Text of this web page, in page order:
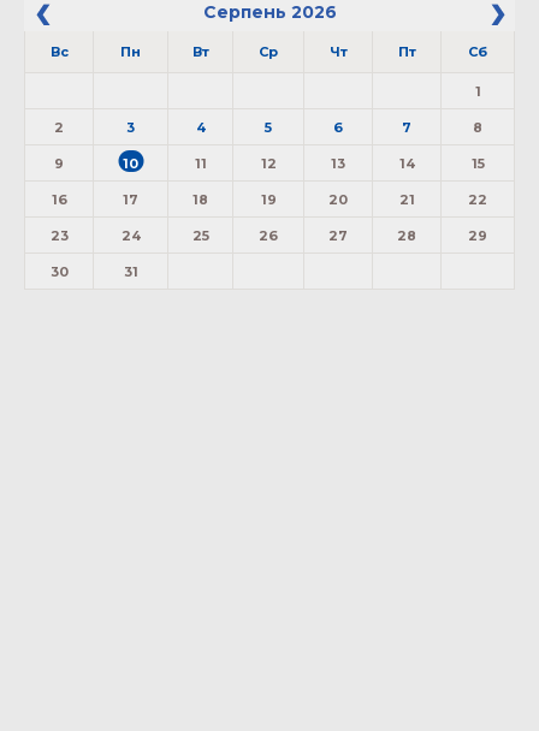
Серпень 2026
Вс Пн Вт Ср Чт Пт Сб
1
2 3 4 5 6 7 8
9 10 11 12 13 14 15
16 17 18 19 20 21 22
23 24 25 26 27 28 29
30 31